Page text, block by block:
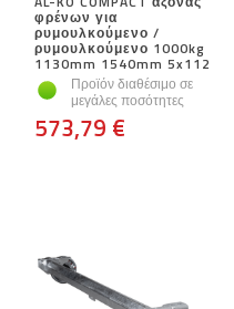
φρένων για
ρυμουλκούμενο /
ρυμουλκούμενο 1000kg
1130mm 1540mm 5x112
Προϊόν διαθέσιμο σε
μεγάλες ποσότητες
573,79 €